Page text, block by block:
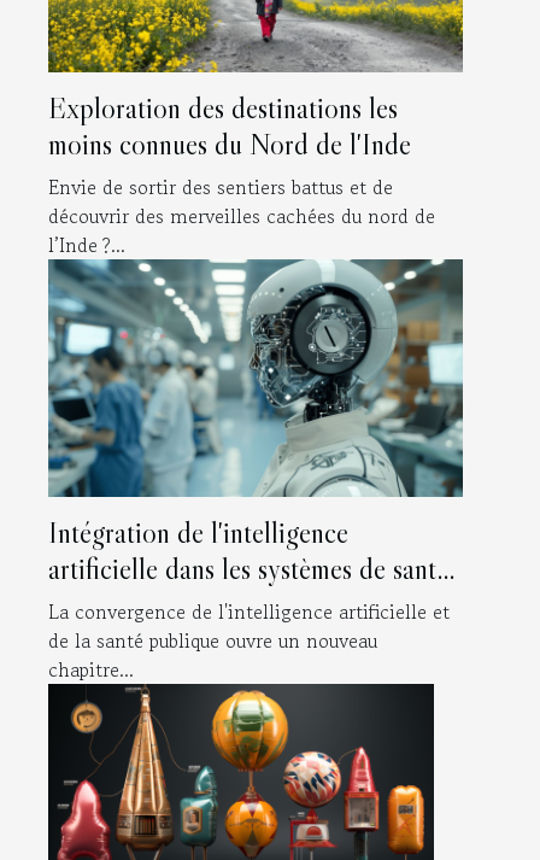
Exploration des destinations les
moins connues du Nord de l'Inde
Envie de sortir des sentiers battus et de
découvrir des merveilles cachées du nord de
l’Inde ?...
Intégration de l'intelligence
artificielle dans les systèmes de santé
publique à travers le monde
La convergence de l'intelligence artificielle et
de la santé publique ouvre un nouveau
chapitre...